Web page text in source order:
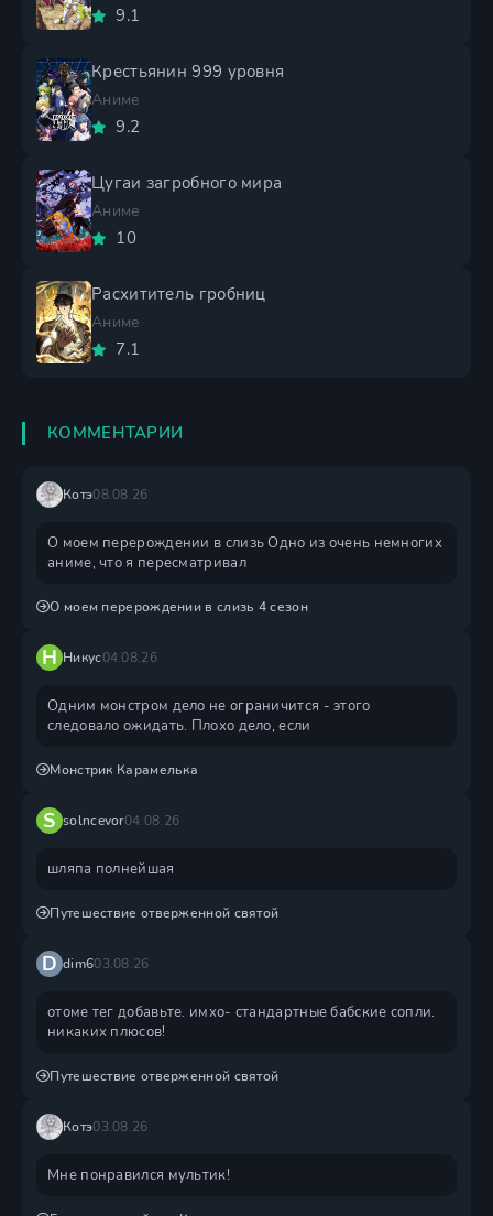
9.1
Крестьянин 999 уровня
Аниме
9.2
Цугаи загробного мира
Аниме
10
Расхититель гробниц
Аниме
7.1
КОММЕНТАРИИ
Котэ08.08.26
О моем перерождении в слизь Одно из очень немногих
аниме, что я пересматривал
О моем перерождении в слизь 4 сезон
Н Никус04.08.26
Одним монстром дело не ограничится - этого
следовало ожидать. Плохо дело, если
Монстрик Карамелька
S solncevor04.08.26
шляпа полнейшая
Путешествие отверженной святой
D dim603.08.26
отоме тег добавьте. имхо- стандартные бабские сопли.
никаких плюсов!
Путешествие отверженной святой
Котэ03.08.26
Мне понравился мультик!